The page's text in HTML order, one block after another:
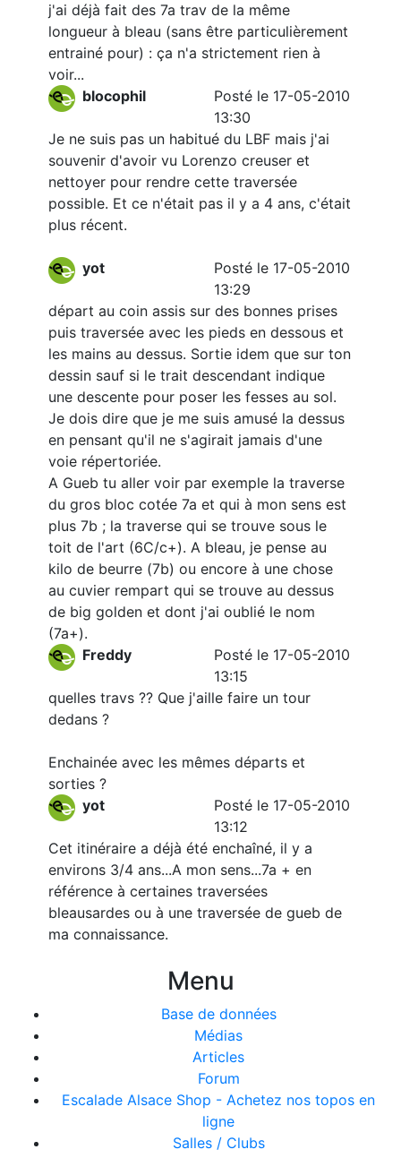
j'ai déjà fait des 7a trav de la même
longueur à bleau (sans être particulièrement
entrainé pour) : ça n'a strictement rien à
voir...
blocophil
Posté le 17-05-2010
13:30
Je ne suis pas un habitué du LBF mais j'ai
souvenir d'avoir vu Lorenzo creuser et
nettoyer pour rendre cette traversée
possible. Et ce n'était pas il y a 4 ans, c'était
plus récent.
yot
Posté le 17-05-2010
13:29
départ au coin assis sur des bonnes prises
puis traversée avec les pieds en dessous et
les mains au dessus. Sortie idem que sur ton
dessin sauf si le trait descendant indique
une descente pour poser les fesses au sol.
Je dois dire que je me suis amusé la dessus
en pensant qu'il ne s'agirait jamais d'une
voie répertoriée.
A Gueb tu aller voir par exemple la traverse
du gros bloc cotée 7a et qui à mon sens est
plus 7b ; la traverse qui se trouve sous le
toit de l'art (6C/c+). A bleau, je pense au
kilo de beurre (7b) ou encore à une chose
au cuvier rempart qui se trouve au dessus
de big golden et dont j'ai oublié le nom
(7a+).
Freddy
Posté le 17-05-2010
13:15
quelles travs ?? Que j'aille faire un tour
dedans ?
Enchainée avec les mêmes départs et
sorties ?
yot
Posté le 17-05-2010
13:12
Cet itinéraire a déjà été enchaîné, il y a
environs 3/4 ans...A mon sens...7a + en
référence à certaines traversées
bleausardes ou à une traversée de gueb de
ma connaissance.
Menu
Base de données
Médias
Articles
Forum
Escalade Alsace Shop - Achetez nos topos en
ligne
Salles / Clubs